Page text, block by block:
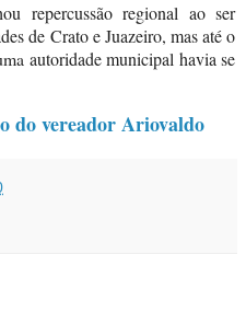
repercussão regional ao ser
de Crato e Juazeiro, mas até o
autoridade municipal havia se
do vereador Ariovaldo